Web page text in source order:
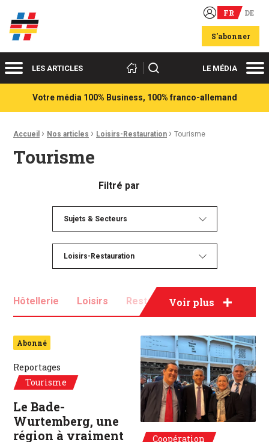
Acteurs du franco-allemand FR DE
S'abonner
MenuLES ARTICLES Rechercher LE MÉDIA
Votre média 100% Business, 100% franco-allemand
Fil d'Ariane :
Accueil › Nos articles › Loisirs-Restauration › Tourisme
Tourisme
Filtré par
Sujets & Secteurs
Loisirs-Restauration
Voir plus
Hôtellerie Loisirs Restauration Sport
Abonné
Reportages
Tourisme
Le Bade-
Wurtemberg, une
région à vraiment
De g. à d. : Gaël de Maisonneuve,
Coopération